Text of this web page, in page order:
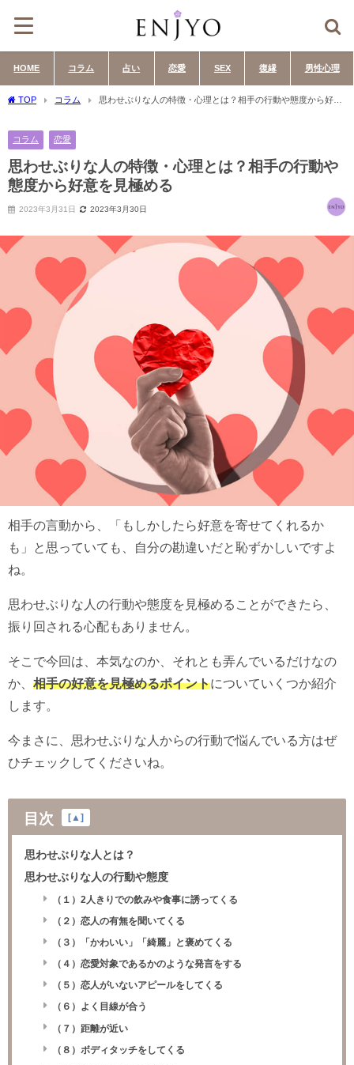
HOME コラム 占い 恋愛 SEX 復縁 男性心理
TOP コラム
思わせぶりな人の特徴・心理とは？相手の行動や態度から好意
コラム 恋愛
思わせぶりな人の特徴・心理とは？相手の行動や
態度から好意を見極める
2023年3月31日 2023年3月30日
相手の言動から、「もしかしたら好意を寄せてくれるか
も」と思っていても、自分の勘違いだと恥ずかしいですよ
ね。
思わせぶりな人の行動や態度を見極めることができたら、
振り回される心配もありません。
そこで今回は、本気なのか、それとも弄んでいるだけなの
か、 相手の好意を見極めるポイントについていくつか紹介
します。
今まさに、思わせぶりな人からの行動で悩んでいる方はぜ
ひチェックしてくださいね。
目次 ▲
思わせぶりな人とは？
思わせぶりな人の行動や態度
（１）2人きりでの飲みや食事に誘ってくる
（２）恋人の有無を聞いてくる
（３）「かわいい」「綺麗」と褒めてくる
（４）恋愛対象であるかのような発言をする
（５）恋人がいないアピールをしてくる
（６）よく目線が合う
（７）距離が近い
（８）ボディタッチをしてくる